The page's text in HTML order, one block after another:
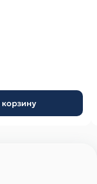
корзину